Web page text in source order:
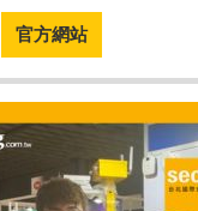
官方網站